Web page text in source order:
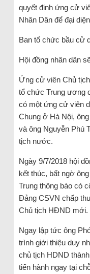
quyết định ứng cử
Nhân Dân để đại
Ban tổ chức bầu cử
Hội đồng nhân dân
Ứng cử viên Chủ
tổ chức Trung ương
có một ứng cử viên
Chung ở Hà Nội,
và ông Nguyễn Phú
tịch nước.
Ngày 9/7/2018 hội
kết thúc, bất ngờ
Trung thông báo có
Đảng CSVN chấp
Chủ tịch HĐND mới.
Ngay lập tức ông
trình giới thiệu duy
chủ tịch HDND
tiến hành ngay tại